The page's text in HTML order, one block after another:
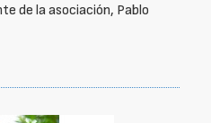
de la asociación, Pablo